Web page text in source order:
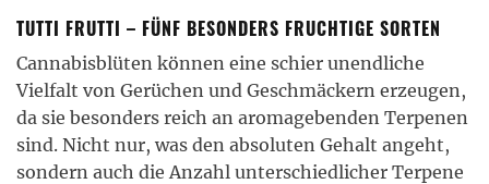
TUTTI FRUTTI – FÜNF BESONDERS FRUCHTIGE SORTEN
Cannabisblüten können eine schier unendliche
Vielfalt von Gerüchen und Geschmäckern erzeugen,
da sie besonders reich an aromagebenden Terpenen
sind. Nicht nur, was den absoluten Gehalt angeht,
sondern auch die Anzahl unterschiedlicher Terpene